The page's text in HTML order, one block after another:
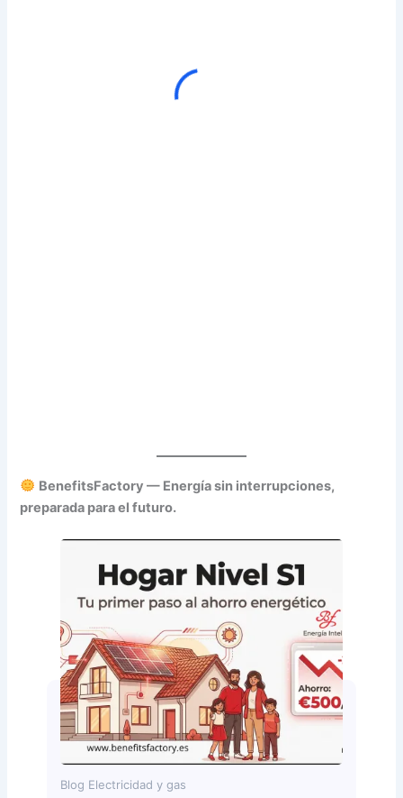
BenefitsFactory — Energía sin interrupciones,
preparada para el futuro.
Blog Electricidad y gas